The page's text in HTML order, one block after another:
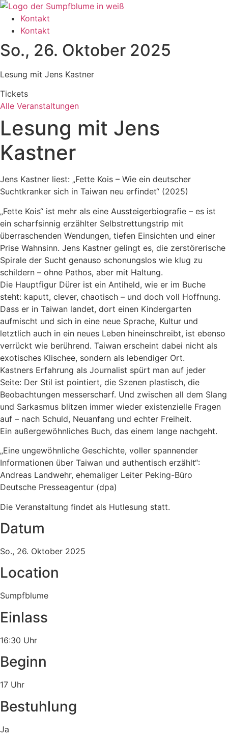
Zum
Inhalt
wechseln
Kontakt
Kontakt
So., 26. Oktober 2025
Lesung mit Jens Kastner
Tickets
Alle Veranstaltungen
Lesung mit Jens
Kastner
Jens Kastner liest: „Fette Kois – Wie ein deutscher
Suchtkranker sich in Taiwan neu erfindet“ (2025)
„Fette Kois“ ist mehr als eine Aussteigerbiografie – es ist
ein scharfsinnig erzählter Selbstrettungstrip mit
überraschenden Wendungen, tiefen Einsichten und einer
Prise Wahnsinn. Jens Kastner gelingt es, die zerstörerische
Spirale der Sucht genauso schonungslos wie klug zu
schildern – ohne Pathos, aber mit Haltung.
Die Hauptfigur Dürer ist ein Antiheld, wie er im Buche
steht: kaputt, clever, chaotisch – und doch voll Hoffnung.
Dass er in Taiwan landet, dort einen Kindergarten
aufmischt und sich in eine neue Sprache, Kultur und
letztlich auch in ein neues Leben hineinschreibt, ist ebenso
verrückt wie berührend. Taiwan erscheint dabei nicht als
exotisches Klischee, sondern als lebendiger Ort.
Kastners Erfahrung als Journalist spürt man auf jeder
Seite: Der Stil ist pointiert, die Szenen plastisch, die
Beobachtungen messerscharf. Und zwischen all dem Slang
und Sarkasmus blitzen immer wieder existenzielle Fragen
auf – nach Schuld, Neuanfang und echter Freiheit.
Ein außergewöhnliches Buch, das einem lange nachgeht.
„Eine ungewöhnliche Geschichte, voller spannender
Informationen über Taiwan und authentisch erzählt“:
Andreas Landwehr, ehemaliger Leiter Peking-Büro
Deutsche Presseagentur (dpa)
Die Veranstaltung findet als Hutlesung statt.
Datum
So., 26. Oktober 2025
Location
Sumpfblume
Einlass
16:30 Uhr
Beginn
17 Uhr
Bestuhlung
Ja